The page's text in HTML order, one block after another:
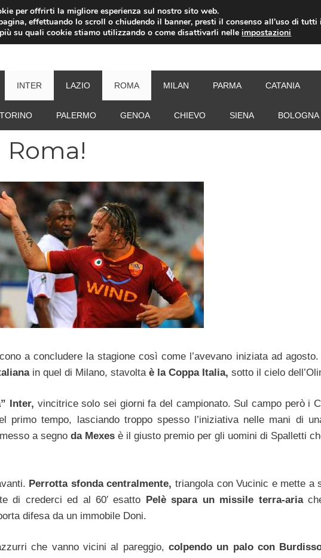
INTER LAZIO ROMA MILAN PARMA CATANIA
TORINO PALERMO GENOA CHIEVO SIENA BOLOGNA
Roma!
a concludere la stagione così come l’avevano iniziata ad
in quel di Milano, stavolta è la Coppa Italia, sotto il cielo
Inter, vincitrice solo sei giorni fa del campionato. Sul campo però i
primo tempo, lasciando troppo spesso l’iniziativa nelle mani di
a segno da Mexes è il giusto premio per gli uomini di Spalletti
Perrotta sfonda centralmente, triangola con Vucinic e mette a
di crederci ed al 60′ esatto Pelè spara un missile terra-aria
difesa da un immobile Doni.
che vanno vicini al pareggio, colpendo un palo con
per offrirti la migliore esperienza sul nostro sito web.
effettuando lo scroll o chiudendo il banner, presti il consenso all’uso di tutti
su quali cookie stiamo utilizzando o come disattivarli nelleimpostazioni